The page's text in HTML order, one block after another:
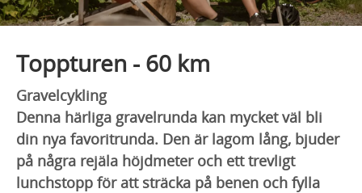
Toppturen - 60 km
Gravelcykling
Denna härliga gravelrunda kan mycket väl bli
din nya favoritrunda. Den är lagom lång, bjuder
på några rejäla höjdmeter och ett trevligt
lunchstopp för att sträcka på benen och fylla